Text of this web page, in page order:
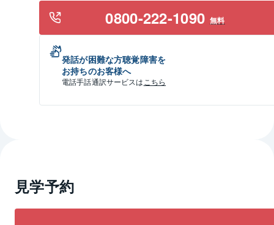
0800-222-1090 無料
発話が困難な方聴覚障害を
お持ちのお客様へ
電話手話通訳サービスは こちら
見学予約